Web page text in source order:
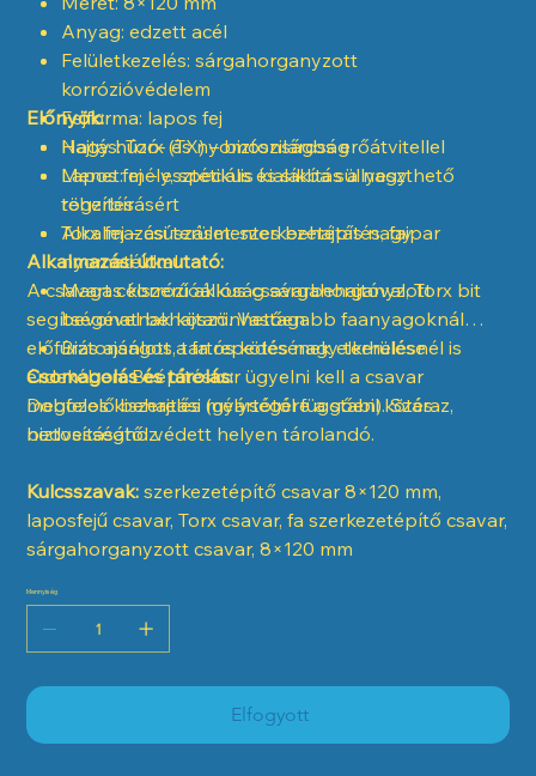
Anyag: edzett acél
Felületkezelés: sárgahorganyzott
korrózióvédelem
Fejforma: lapos fej
Hajtás: Torx (TX) – biztonságos erőátvitellel
Menet: mély, speciális kialakítás a nagy
teherbírásért
Alkalmazási terület: szerkezetépítés, faipar
Előnyök:
Nagy húzó- és nyomószilárdság
Lapos fej – esztétikus és síkba süllyeszthető
rögzítés
Torx fej – csúszásmentes behajtás nagy
nyomatékkal
Magas korrózióállóság sárgahorganyzott
bevonatnak köszönhetően
Biztonságos, tartós kötés nagy terhelésnél is
Alkalmazási útmutató:
A csavart célszerű akkus csavarbehajtóval, Torx bit
segítségével behajtani. Vastagabb faanyagoknál
előfúrás ajánlott a fa repedésének elkerülése
érdekében. Beépítéskor ügyelni kell a csavar
megfelelő behajtási mélységére a stabil kötés
biztosításához.
Csomagolás és tárolás:
Dobozos kiszerelés (gyártótól függően). Száraz,
nedvességtől védett helyen tárolandó.
Kulcsszavak: szerkezetépítő csavar 8×120 mm,
laposfejű csavar, Torx csavar, fa szerkezetépítő csavar,
sárgahorganyzott csavar, 8×120 mm
Mennyiség
Elfogyott